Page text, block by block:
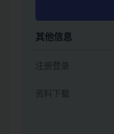
其他信息
注册登录
资料下载